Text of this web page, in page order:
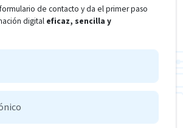
de contacto y da el primer paso
digital eficaz, sencilla y